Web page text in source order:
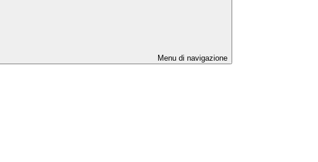
Menu di navigazione